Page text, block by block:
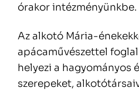
órakor intézményünkbe.
Az alkotó Mária-
apácaművészettel
helyezi a hagyományos
szerepeket,